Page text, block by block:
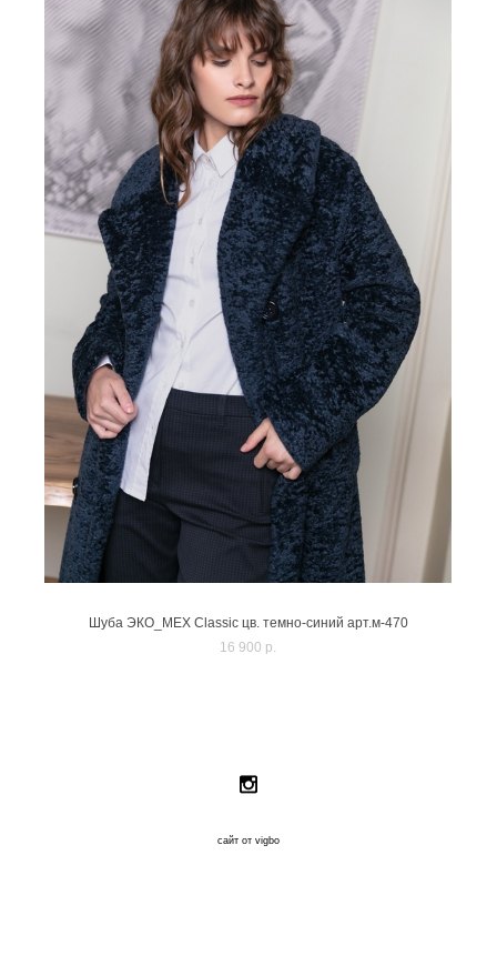
Шуба ЭКО_МЕХ Classic цв. темно-синий арт.м-470
16 900 p.
сайт от vigbo